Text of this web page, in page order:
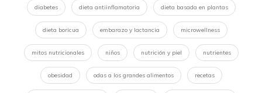
diabetes dieta antiinflamatoria dieta basada en plantas
dieta boricua embarazo y lactancia microwellness
mitos nutricionales niños nutrición y piel nutrientes
obesidad odas a los grandes alimentos recetas